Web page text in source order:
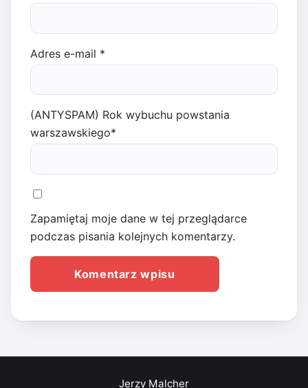
Adres e-mail *
(ANTYSPAM) Rok wybuchu powstania
warszawskiego*
Zapamiętaj moje dane w tej przeglądarce
podczas pisania kolejnych komentarzy.
Jerzy Malcher